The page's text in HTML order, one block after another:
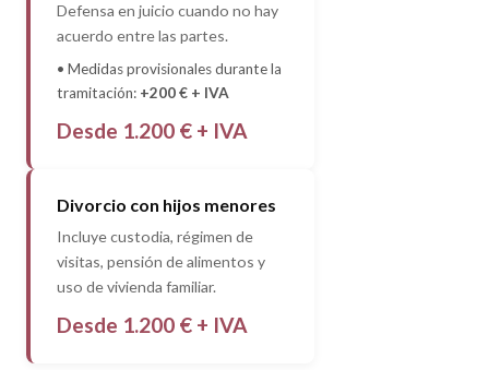
Defensa en juicio cuando no hay
acuerdo entre las partes.
• Medidas provisionales durante la
tramitación: +200 € + IVA
Desde 1.200 € + IVA
Divorcio con hijos menores
Incluye custodia, régimen de
visitas, pensión de alimentos y
uso de vivienda familiar.
Desde 1.200 € + IVA